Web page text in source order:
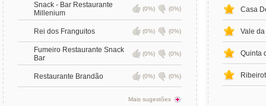
Snack - Bar Restaurante
Millenium
(0%) (0%)
Rei dos Franguitos (0%) (0%)
Fumeiro Restaurante Snack
Bar
(0%) (0%)
Restaurante Brandão (0%) (0%)
Mais sugestões
Casa
Vale
Quinta